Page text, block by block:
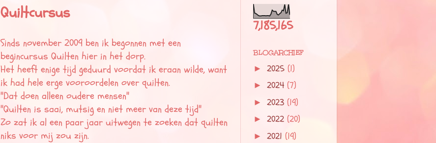
Quiltcursus
Sinds november 2009 ben ik begonnen met een
begincursus Quilten hier in het dorp.
Het heeft enige tijd geduurd voordat ik eraan wilde, want
ik had hele erge vooroordelen over quilten.
"Dat doen alleen oudere mensen"
"Quilten is saai, mutsig en niet meer van deze tijd"
Zo zat ik al een paar jaar uitwegen te zoeken dat quilten
niks voor mij zou zijn.
7,185,165
BLOGARCHIEF
► 2025 (1)
► 2024 (7)
► 2023 (19)
► 2022 (20)
► 2021 (19)